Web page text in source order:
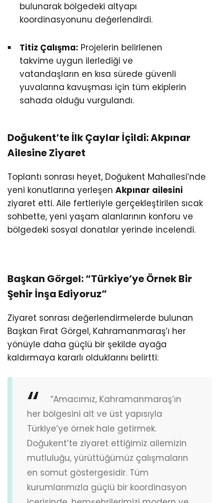
bulunarak bölgedeki altyapı
koordinasyonunu değerlendirdi.
Titiz Çalışma: Projelerin belirlenen
takvime uygun ilerlediği ve
vatandaşların en kısa sürede güvenli
yuvalarına kavuşması için tüm ekiplerin
sahada olduğu vurgulandı.
Doğukent’te İlk Çaylar İçildi: Akpınar
Ailesine Ziyaret
Toplantı sonrası heyet, Doğukent Mahallesi’nde
yeni konutlarına yerleşen Akpınar ailesini
ziyaret etti. Aile fertleriyle gerçekleştirilen sıcak
sohbette, yeni yaşam alanlarının konforu ve
bölgedeki sosyal donatılar yerinde incelendi.
Başkan Görgel: “Türkiye’ye Örnek Bir
Şehir İnşa Ediyoruz”
Ziyaret sonrası değerlendirmelerde bulunan
Başkan Fırat Görgel, Kahramanmaraş’ı her
yönüyle daha güçlü bir şekilde ayağa
kaldırmaya kararlı olduklarını belirtti:
“Amacımız, Kahramanmaraş’ın
her bölgesini alt ve üst yapısıyla
Türkiye’ye örnek hale getirmek.
Doğukent’te ziyaret ettiğimiz ailemizin
mutluluğu, yürüttüğümüz çalışmaların
en somut göstergesidir. Tüm
kurumlarımızla güçlü bir koordinasyon